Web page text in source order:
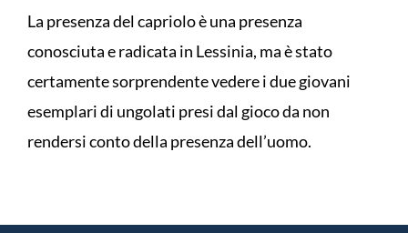
La presenza del capriolo è una presenza
conosciuta e radicata in Lessinia, ma è stato
certamente sorprendente vedere i due giovani
esemplari di ungolati presi dal gioco da non
rendersi conto della presenza dell’uomo.